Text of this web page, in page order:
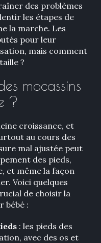
des problèmes
les étapes de
la marche. Les
pour leur
mais comment
?
mocassins
?
croissance, et
au cours des
mal ajustée peut
des pieds,
et même la façon
Voici quelques
de choisir la
bébé :
: les pieds des
avec des os et